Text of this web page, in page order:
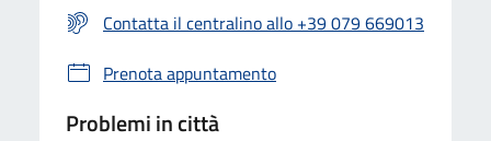
Contatta il centralino allo +39 079 669013
Prenota appuntamento
Problemi in città